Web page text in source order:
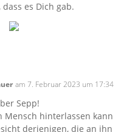
dass es Dich gab.
am 7. Februar 2023 um 17:34
Sepp!
Mensch hinterlassen kann
derjenigen, die an ihn